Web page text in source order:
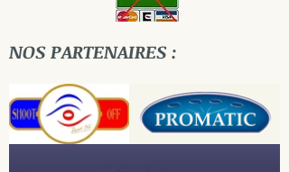
NOS PARTENAIRES :